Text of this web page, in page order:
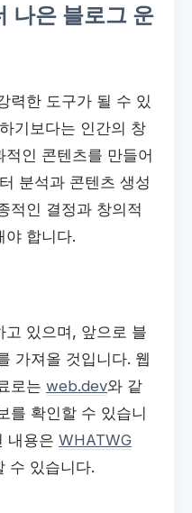
나은 블로그 운
력한 도구가 될 수 있
기보다는 인간의 창
인 콘텐츠를 만들어
분석과 콘텐츠 생성
적인 결정과 창의적
야 합니다.
있으며, 앞으로 블
가져올 것입니다. 웹
로는 web.dev와 같
를 확인할 수 있습니
내용은 WHATWG
수 있습니다.